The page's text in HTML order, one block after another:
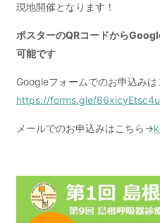
現地開催となります！
ポスターのQRコードから
可能です
Googleフォームでのお申込み
https://forms.gle/
メールでのお申込みはこちら→